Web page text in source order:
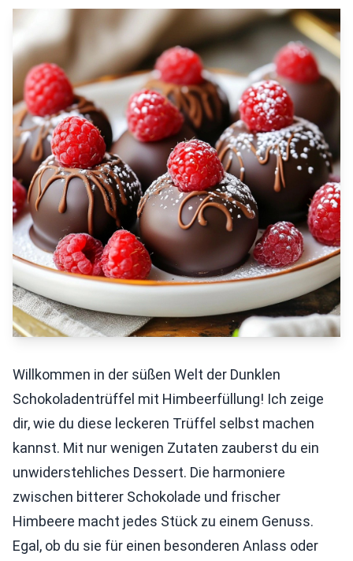
Willkommen in der süßen Welt der Dunklen
Schokoladentrüffel mit Himbeerfüllung! Ich zeige
dir, wie du diese leckeren Trüffel selbst machen
kannst. Mit nur wenigen Zutaten zauberst du ein
unwiderstehliches Dessert. Die harmoniere
zwischen bitterer Schokolade und frischer
Himbeere macht jedes Stück zu einem Genuss.
Egal, ob du sie für einen besonderen Anlass oder